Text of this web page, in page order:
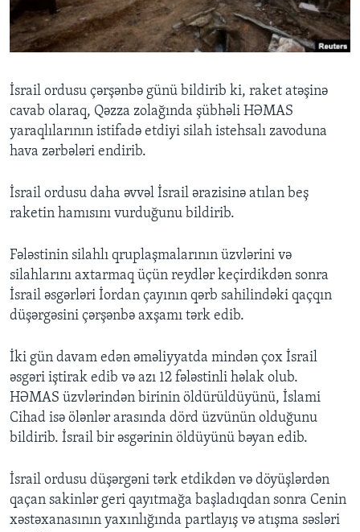
BIZI IZLƏYIN
Dillər
İsrail ordusu çərşənbə günü bildirib ki, raket atəşinə
cavab olaraq, Qəzza zolağında şübhəli HƏMAS
yaraqlılarının istifadə etdiyi silah istehsalı zavoduna
hava zərbələri endirib.
İsrail ordusu daha əvvəl İsrail ərazisinə atılan beş
raketin hamısını vurduğunu bildirib.
Fələstinin silahlı qruplaşmalarının üzvlərini və
silahlarını axtarmaq üçün reydlər keçirdikdən sonra
İsrail əsgərləri İordan çayının qərb sahilindəki qaçqın
düşərgəsini çərşənbə axşamı tərk edib.
İki gün davam edən əməliyyatda mindən çox İsrail
əsgəri iştirak edib və azı 12 fələstinli həlak olub.
HƏMAS üzvlərindən birinin öldürüldüyünü, İslami
Cihad isə ölənlər arasında dörd üzvünün olduğunu
bildirib. İsrail bir əsgərinin öldüyünü bəyan edib.
İsrail ordusu düşərgəni tərk etdikdən və döyüşlərdən
qaçan sakinlər geri qayıtmağa başladıqdan sonra Cenin
xəstəxanasının yaxınlığında partlayış və atışma səsləri